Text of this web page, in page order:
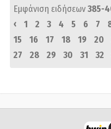
Εμφάνιση ειδήσεων385-
‹
1 2 3 4 5 6 7
15
16 17 18 19 20
27
28 29 30 31 32